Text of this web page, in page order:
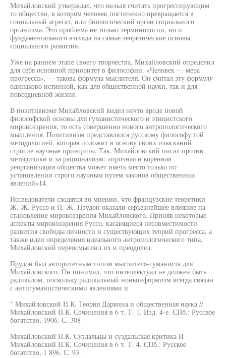
Михайловский утверждал, что нельзя считать прогрессирующим
то общество, в котором человек постепенно превращается в
социальный агрегат, или биологический орган социального
организма. Это проблема не только терминологии, но и
фундаментального взгляда на самые теоретические основы
социального развития.
Уже на раннем этапе своего творчества, Михайловский определил
для себя основной приоритет в философии. «Человек — мера
прогресса», — такова формула мыслителя. Он считал эту формулу
одинаково истинной, как для общественной науки, так и для
повседневной жизни.
В позитивизме Михайловский видел нечто вроде новой
философской основы для гуманистического и этицистского
мировоззрения, то есть совершенно нового антропологического
мышления. Позитивизм представлялся русскому философу той
методологией, которая положит в основу своих изысканий
строгие научные принципы. Так, Михайловский писал против
метафизики и за рационализм: «прочная и коренная
реорганизация общества может иметь место только по
установлении строго научным путем законов общественных
явлений»14.
Исследователи сходятся во мнении, что французские теоретики
Ж.-Ж. Руссо и П.-Ж. Прудон оказали серьезнейшее влияние на
становление мировоззрения Михайловского. Приняв некоторые
аспекты мировоззрения Руссо, касающиеся несовместимости
развития свободы личности и существующих теорий прогресса, а
также идеи определения идеального антропологического типа,
Михайловский переосмыслил их и преодолел.
Прудон был авторитетным типом мыслителя-гуманиста для
Михайловского. Он понимал, что интеллектуал не должен быть
радикалом, поскольку радикальный нонконформизм всегда связан
с антигуманистическими явлениями и
" Михайловский Н.К. Теория Дарвина и общественная наука //
Михайловский Н.К. Сочинения в 6 т. Т. 1. Изд. 4-е. СПб.: Русское
богатство, 1906. С. 308
Михайловский Н.К. Суздальцы и суздальская критика И
Михайловский Н.К. Сочинения в 6 т. Т. 4. СПб.: Русское
богатство, 1 896. С. 93.